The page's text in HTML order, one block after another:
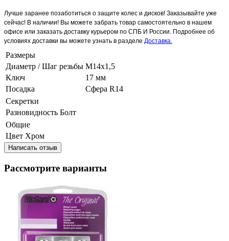
Лучше заранее позаботиться о защите колес и дисков! Заказывайте уже
сейчас! В наличии! Вы можете забрать товар самостоятельно в нашем
офисе или заказать доставку курьером по СПБ И России. Подробнее об
условиях доставки вы можете узнать в разделе Доставка.
Размеры
Диаметр / Шаг резьбы M14x1,5
Ключ
17 мм
Посадка
Сфера R14
Секретки
Разновидность Болт
Общие
Цвет Хром
Написать отзыв
Рассмотрите варианты